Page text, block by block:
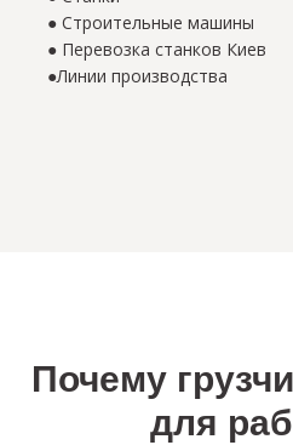
● Строительные машины
● Перевозка станков Киев
●Линии производства
Почему
для